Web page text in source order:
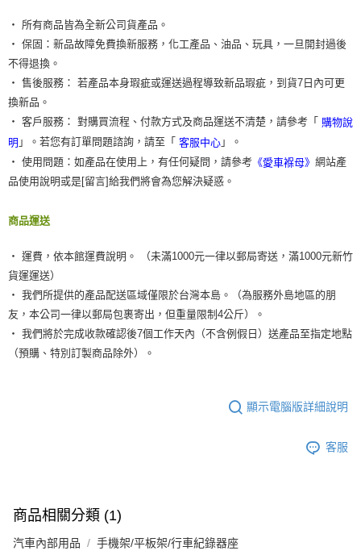
‧ 所有商品皆為全新公司貨產品。
‧ 保固：新品故障免費換新服務，化工產品、油品、玩具，一旦開封過後
不得退換。
‧ 售後服務： 若產品本身瑕疵或運送過程導致新品瑕疵，到貨7日內可更
換新品。
‧ 客戶服務： 對購買流程、付款方式及商品運送不清楚，請參考「 購物說
明 」。若您有訂單問題諮詢，請至「 客服中心 」。
‧ 使用問題：如產品在使用上，有任何疑問，請參考 《愛車褓母》 網站產
品使用說明或是[留言]給我們將會為您解決疑惑。
商品運送
‧ 運費，依本館運費說明。 （未滿1000元一律以郵局寄送，滿1000元新竹
貨運運送）
‧ 我們所提供的產品配送區域僅限於台灣本島。（為服務外島地區的朋
友，本公司一律以郵局包裹寄出，但重量限制4公斤）。
‧ 我們將於完成收款確認後7個工作天內（不含例假日）送產品至指定地點
（預購、特別訂製商品除外）。
顯示電腦版詳細說明
客服
商品相關分類 (1)
汽車內部用品 手機架/平板架/行車紀錄器座